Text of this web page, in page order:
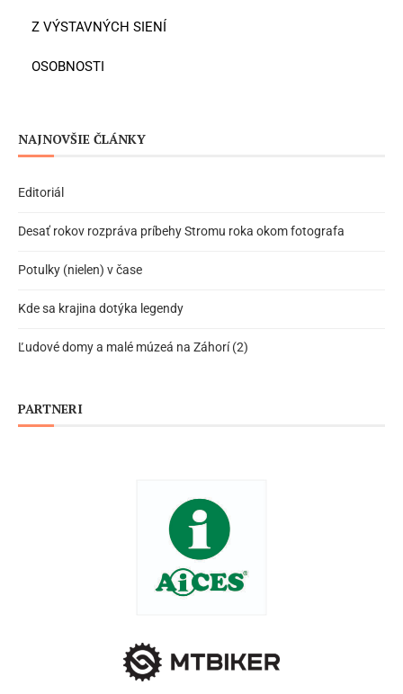
Z VÝSTAVNÝCH SIENÍ
OSOBNOSTI
NAJNOVŠIE ČLÁNKY
Editoriál
Desať rokov rozpráva príbehy Stromu roka okom fotografa
Potulky (nielen) v čase
Kde sa krajina dotýka legendy
Ľudové domy a malé múzeá na Záhorí (2)
PARTNERI